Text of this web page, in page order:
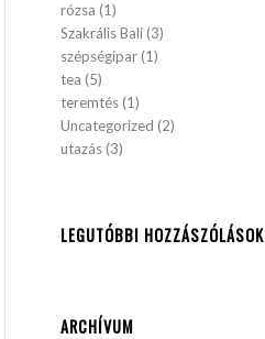
rózsa (1)
Szakrális Bali (3)
szépségipar (1)
tea (5)
teremtés (1)
Uncategorized (2)
utazás (3)
LEGUTÓBBI HOZZÁSZÓLÁSOK
ARCHÍVUM